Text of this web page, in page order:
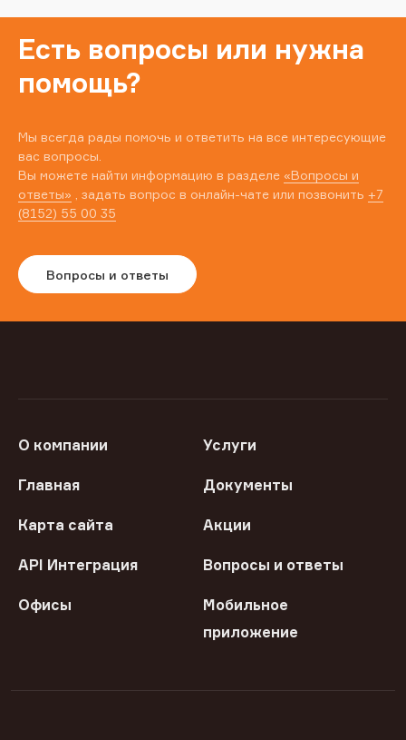
Есть вопросы или нужна
помощь?
Мы всегда рады помочь и ответить на все интересующие
вас вопросы.
Вы можете найти информацию в разделе «Вопросы и
ответы» , задать вопрос в онлайн-чате или позвонить +7
(8152) 55 00 35
Вопросы и ответы
О компании Услуги
Главная Документы
Карта сайта Акции
API Интеграция Вопросы и ответы
Офисы
Мобильное
приложение